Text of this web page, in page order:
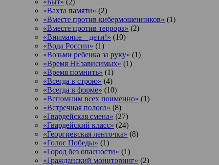
«Быт» (2)
«Вахта памяти» (2)
«Вместе против кибермошенников» (1)
«Вместе против террора» (2)
«Внимание – дети!» (10)
«Вода России» (1)
«Возьми ребенка за руку» (1)
«Время НЕзависимых» (1)
«Время помнить» (1)
«Всегда в строю» (4)
«Всегда в форме» (10)
«Вспомним всех поименно» (1)
«Встречная полоса» (8)
«Гвардейская смена» (27)
«Гвардейский класс» (24)
«Георгиевская ленточка» (8)
«Голос Победы» (1)
«Город без опасности» (1)
«Гражданский мониторинг» (2)